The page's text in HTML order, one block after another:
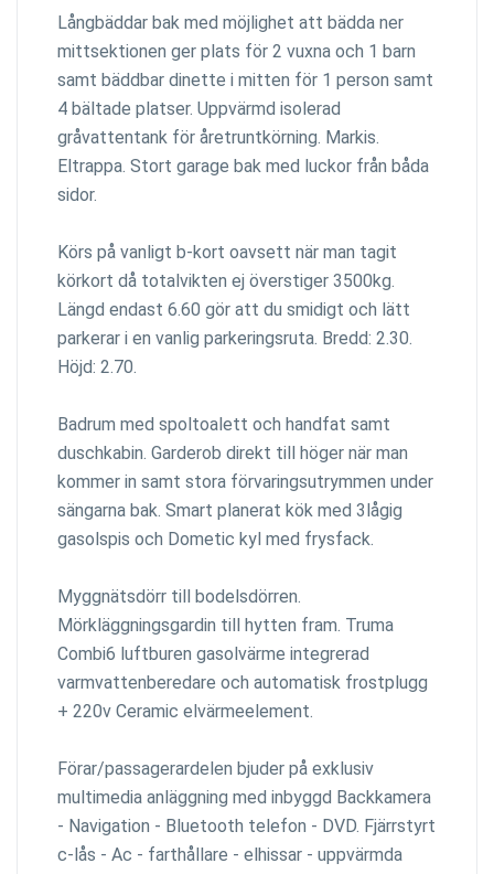
Långbäddar bak med möjlighet att bädda ner
mittsektionen ger plats för 2 vuxna och 1 barn
samt bäddbar dinette i mitten för 1 person samt
4 bältade platser. Uppvärmd isolerad
gråvattentank för åretruntkörning. Markis.
Eltrappa. Stort garage bak med luckor från båda
sidor.
Körs på vanligt b-kort oavsett när man tagit
körkort då totalvikten ej överstiger 3500kg.
Längd endast 6.60 gör att du smidigt och lätt
parkerar i en vanlig parkeringsruta. Bredd: 2.30.
Höjd: 2.70.
Badrum med spoltoalett och handfat samt
duschkabin. Garderob direkt till höger när man
kommer in samt stora förvaringsutrymmen under
sängarna bak. Smart planerat kök med 3lågig
gasolspis och Dometic kyl med frysfack.
Myggnätsdörr till bodelsdörren.
Mörkläggningsgardin till hytten fram. Truma
Combi6 luftburen gasolvärme integrerad
varmvattenberedare och automatisk frostplugg
+ 220v Ceramic elvärmeelement.
Förar/passagerardelen bjuder på exklusiv
multimedia anläggning med inbyggd Backkamera
- Navigation - Bluetooth telefon - DVD. Fjärrstyrt
c-lås - Ac - farthållare - elhissar - uppvärmda